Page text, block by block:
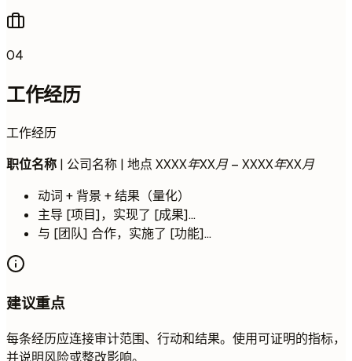
04
工作经历
工作经历
职位名称 | 公司名称 | 地点 XXXX年XX月 – XXXX年XX月
动词 + 背景 + 结果（量化）
主导 [项目]，实现了 [成果]...
与 [团队] 合作，实施了 [功能]...
建议重点
每条经历应连接审计范围、行动和结果。使用可证明的指标，
并说明风险或整改影响。